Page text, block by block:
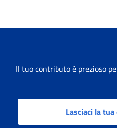
Il tuo contributo è prezioso
Lasciaci la